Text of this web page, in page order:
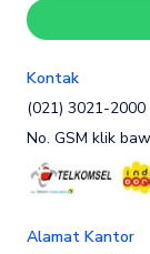
Kontak
(021) 3021-2000
No. GSM klik
Alamat Kantor